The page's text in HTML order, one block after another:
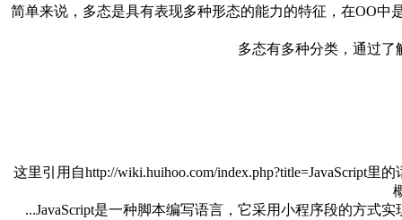
简单来说，多态是具有表现多种形态的能力的特征，在OO
多态有多种分类，通过了
这里引用自http://wiki.huihoo.com/index.php?title=JavaScript里
...JavaScript是一种脚本编写语言，它采用小程序段的方式